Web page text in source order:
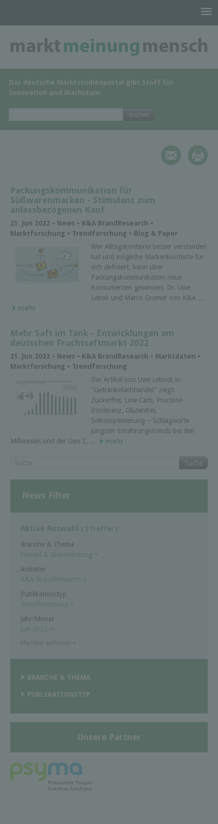
Das deutsche Marktstudienportal gibt Stoff für
Innovation und Wachstum.
Packungskommunikation für
Süßwarenmarken - Stimulanz zum
anlassbezogenen Kauf
21. Jun 2022 • News • K&A BrandResearch •
Marktforschung • Trendforschung • Blog & Paper
Wer Alltagskontexte besser verstanden
hat und mögliche Markenkontexte für
sich definiert, kann über
Packungskommunikation neue
Konsumenten gewinnen. Dr. Uwe
Lebok und Marco Gromer von K&A ...
mehr
Mehr Saft im Tank - Entwicklungen am
deutschen Fruchtsaftmarkt 2022
21. Jun 2022 • News • K&A BrandResearch • Marktdaten •
Marktforschung • Trendforschung
Der Artikel von Uwe Lebock in
"Getränkefachhandel" zeigt:
Zuckerfrei, Low Carb, Fructose-
Intoleranz, Glutenfrei,
Selbstoptimierung – Schlagworte
jüngster Ernährungstrends bei den
Millennials und der Gen Z, ...
mehr
Suche
News Filter
Aktive Auswahl ( 2 Treffer )
Branche & Thema
Handel & Dienstleistung ×
Anbieter
K&A BrandResearch ×
Publikationstyp
Trendforschung ×
Jahr/Monat
Jun 2022 ×
BRANCHE & THEMA
PUBLIKATIONSTYP
Unsere Partner